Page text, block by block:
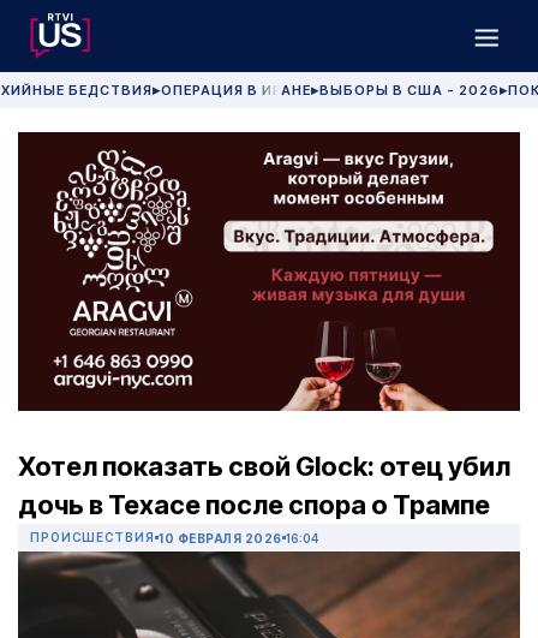
БЕДСТВИЯ▶ОПЕРАЦИЯ В ИРАНЕ▶ВЫБОРЫ В США - 2026 ▶
Хотел показать свой Glock: отец убил
дочь в Техасе после спора о Трампе
ПРОИСШЕСТВИЯ 10 ФЕВРАЛЯ 2026 16:04